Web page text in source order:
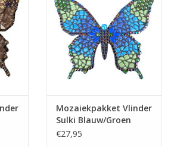
Mozaiekpakket Vlinder
Sulki Blauw/Groen
€27,95